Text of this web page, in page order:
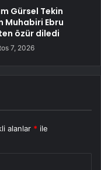
Gürsel Tekin
Muhabiri Ebru
özür diledi
7, 2026
alanlar * ile